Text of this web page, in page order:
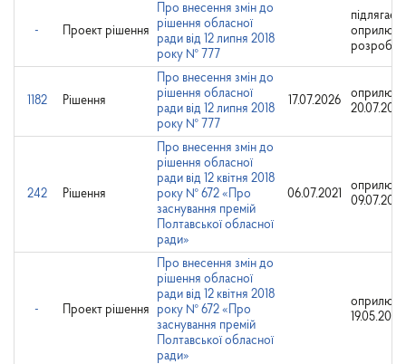
- Проект рішення
Про внесення змін до
рішення обласної
ради від 12 липня 2018
року № 777
підлягає
1182 Рішення
Про внесення змін до
рішення обласної
ради від 12 липня 2018
року № 777
17.07.2026
20.07.2026
242 Рішення
Про внесення змін до
рішення обласної
ради від 12 квітня 2018
року № 672 «Про
заснування премій
Полтавської обласної
ради»
06.07.2021
09.07.2021
- Проект рішення
Про внесення змін до
рішення обласної
ради від 12 квітня 2018
року № 672 «Про
заснування премій
Полтавської обласної
ради»
19.05.2021